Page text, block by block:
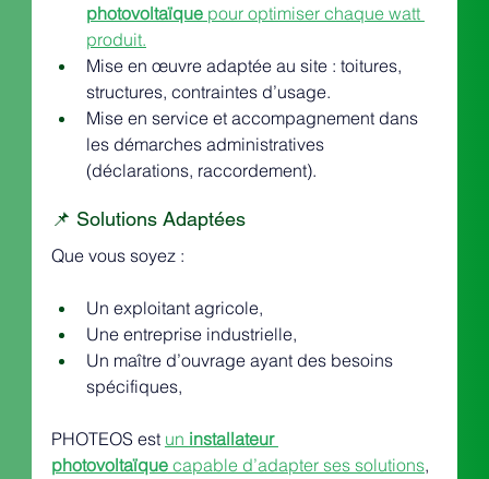
photovoltaïque pour optimiser chaque watt
produit.
Mise en œuvre adaptée au site : toitures,
structures, contraintes d’usage.
Mise en service et accompagnement dans
les démarches administratives
(déclarations, raccordement).
📌 Solutions Adaptées
Que vous soyez :
Un exploitant agricole,
Une entreprise industrielle,
Un maître d’ouvrage ayant des besoins
spécifiques,
PHOTEOS est un installateur
photovoltaïque capable d’adapter ses solutions,